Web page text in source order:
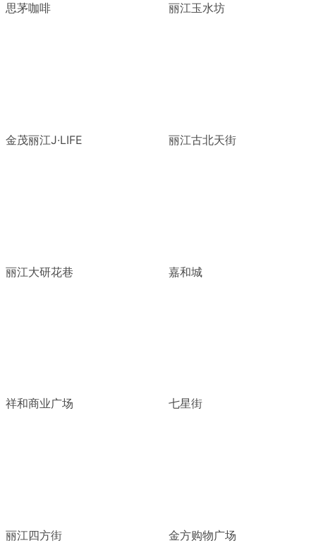
思茅咖啡 丽江玉水坊
金茂丽江J·LIFE 丽江古北天街
丽江大研花巷 嘉和城
祥和商业广场 七星街
丽江四方街 金方购物广场